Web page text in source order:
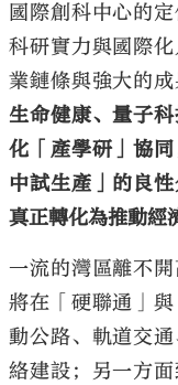
國際創科中心的
科研實力與國際
業鏈條與強大的
生命健康、量子
化「產學研」協
中試生產」的良性
真正轉化為推動經
一流的灣區離不
將在「硬聯通」
動公路、軌道交
絡建設；另一方